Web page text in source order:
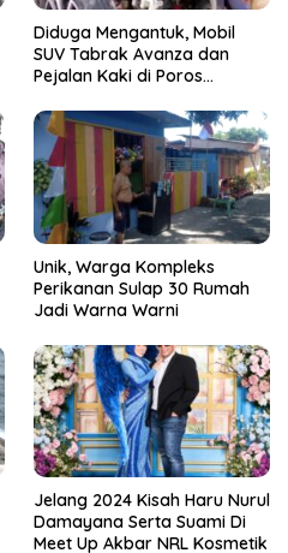
Diduga Mengantuk, Mobil
SUV Tabrak Avanza dan
Pejalan Kaki di Poros
Unik, Warga Kompleks
Perikanan Sulap 30 Rumah
Jadi Warna Warni
Jelang 2024 Kisah Haru Nurul
Damayana Serta Suami Di
Meet Up Akbar NRL Kosmetik